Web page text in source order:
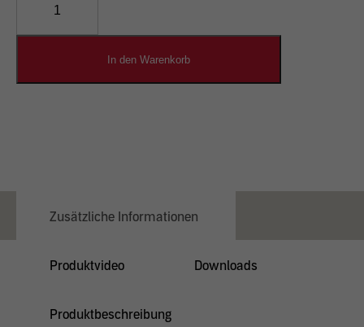
Designputz
In den Warenkorb
Zusätzliche Informationen
Produktvideo Downloads
Produktbeschreibung